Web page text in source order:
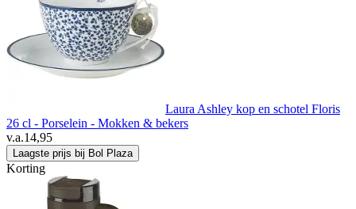
Laura Ashley kop en schotel Floris
26 cl - Porselein - Mokken & bekers
v.a.14,95
Laagste prijs bij Bol Plaza
Korting